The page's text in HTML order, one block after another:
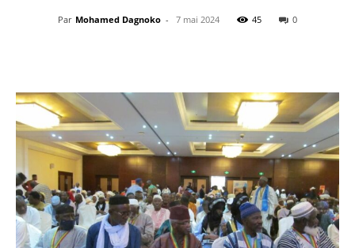
Par Mohamed Dagnoko - 7 mai 2024 45 0